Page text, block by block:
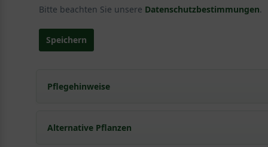
Bitte beachten Sie unsere Datenschutzbestimmungen.
Speichern
Pflegehinweise
Pflanz- und Pflegetipps Anemone hybride
Alternative Pflanzen